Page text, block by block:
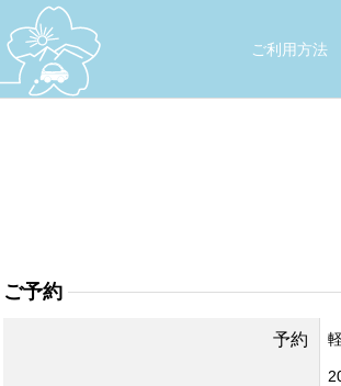
ご利用方法
ご予約
予約